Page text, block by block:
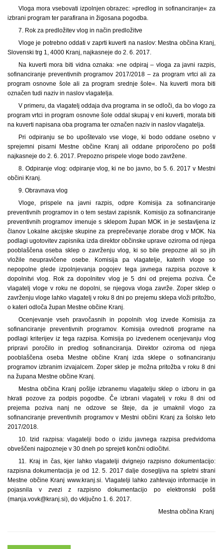
Vloga mora vsebovati izpolnjen obrazec: »predlog in sofinanciranje« za
izbrani program ter parafirana in žigosana pogodba.
7. Rok za predložitev vlog in način predložitve
Vloge je potrebno oddati v zaprti kuverti na naslov: Mestna občina Kranj,
Slovenski trg 1, 4000 Kranj, najkasneje do 2. 6. 2017.
Na kuverti mora biti vidna oznaka: »ne odpiraj – vloga za javni razpis,
sofinanciranje preventivnih programov 2017/2018 – za program vrtci ali za
program osnovne šole ali za program srednje šole«. Na kuverti mora biti
označen tudi naziv in naslov vlagatelja.
V primeru, da vlagatelj oddaja dva programa in se odloči, da bo vlogo za
program vrtci in program osnovne šole oddal skupaj v eni kuverti, morata biti
na kuverti napisana oba programa ter označen naziv in naslov vlagatelja.
Pri odpiranju se bo upoštevalo vse vloge, ki bodo oddane osebno v
sprejemni pisarni Mestne občine Kranj ali oddane priporočeno po pošti
najkasneje do 2. 6. 2017. Prepozno prispele vloge bodo zavržene.
8. Odpiranje vlog: odpiranje vlog, ki ne bo javno, bo 5. 6. 2017 v Mestni
občini Kranj.
9. Obravnava vlog
Vloge, prispele na javni razpis, odpre Komisija za sofinanciranje
preventivnih programov in o tem sestavi zapisnik. Komisijo za sofinanciranje
preventivnih programov imenuje s sklepom župan MOK in je sestavljena iz
članov Lokalne akcijske skupine za preprečevanje zlorabe drog v MOK. Na
podlagi ugotovitev zapisnika izda direktor občinske uprave oziroma od njega
pooblaščena oseba sklep o zavrženju vlog, ki so bile prepozne ali so jih
vložile neupravičene osebe. Komisija pa vlagatelje, katerih vloge so
nepopolne glede izpolnjevanja pogojev tega javnega razpisa pozove k
dopolnitvi vlog. Rok za dopolnitev vlog je 5 dni od prejema poziva. Če
vlagatelj vloge v roku ne dopolni, se njegova vloga zavrže. Zoper sklep o
zavrženju vloge lahko vlagatelj v roku 8 dni po prejemu sklepa vloži pritožbo,
o kateri odloča župan Mestne občine Kranj.
Ocenjevanje vseh pravočasnih in popolnih vlog izvede Komisija za
sofinanciranje preventivnih programov. Komisija ovrednoti programe na
podlagi kriterijev iz tega razpisa. Komisija po izvedenem ocenjevanju vlog
pripravi poročilo in predlog sofinanciranja. Direktor oziroma od njega
pooblaščena oseba Mestne občine Kranj izda sklepe o sofinanciranju
programov izbranim izvajalcem. Zoper sklep je možna pritožba v roku 8 dni
na župana Mestne občine Kranj.
Mestna občina Kranj pošlje izbranemu vlagatelju sklep o izboru in ga
hkrati pozove za podpis pogodbe. Če izbrani vlagatelj v roku 8 dni od
prejema poziva nanj ne odzove se šteje, da je umaknil vlogo za
sofinanciranje preventivnih programov v Mestni občini Kranj za šolsko leto
2017/2018.
10. Izid razpisa: vlagatelji bodo o izidu javnega razpisa predvidoma
obveščeni najpozneje v 30 dneh po sprejeti končni odločitvi.
11. Kraj in čas, kjer lahko vlagatelji dvignejo razpisno dokumentacijo:
razpisna dokumentacija je od 12. 5. 2017 dalje dosegljiva na spletni strani
Mestne občine Kranj www.kranj.si. Vlagatelji lahko zahtevajo informacije in
pojasnila v zvezi z razpisno dokumentacijo po elektronski pošti
(manja.vovk@kranj.si), do vključno 1. 6. 2017.
Mestna občina Kranj